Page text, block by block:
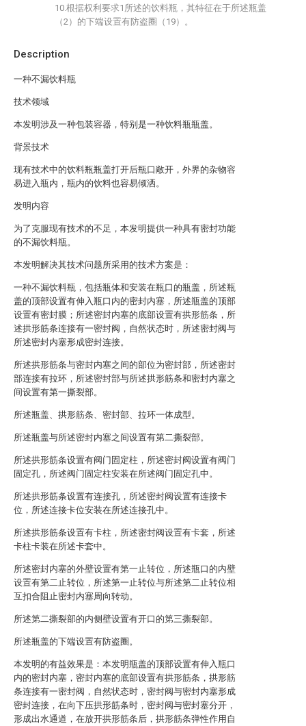
Description
一种不漏饮料瓶
技术领域
本发明涉及一种包装容器，特别是一种饮料瓶瓶盖。
背景技术
现有技术中的饮料瓶瓶盖打开后瓶口敞开，外界的杂物容
易进入瓶内，瓶内的饮料也容易倾洒。
发明内容
为了克服现有技术的不足，本发明提供一种具有密封功能
的不漏饮料瓶。
本发明解决其技术问题所采用的技术方案是：
一种不漏饮料瓶，包括瓶体和安装在瓶口的瓶盖，所述瓶
盖的顶部设置有伸入瓶口内的密封内塞，所述瓶盖的顶部
设置有密封膜；所述密封内塞的底部设置有拱形筋条，所
述拱形筋条连接有一密封阀，自然状态时，所述密封阀与
所述密封内塞形成密封连接。
所述拱形筋条与密封内塞之间的部位为密封部，所述密封
部连接有拉环，所述密封部与所述拱形筋条和密封内塞之
间设置有第一撕裂部。
所述瓶盖、拱形筋条、密封部、拉环一体成型。
所述瓶盖与所述密封内塞之间设置有第二撕裂部。
所述拱形筋条设置有阀门固定柱，所述密封阀设置有阀门
固定孔，所述阀门固定柱安装在所述阀门固定孔中。
所述拱形筋条设置有连接孔，所述密封阀设置有连接卡
位，所述连接卡位安装在所述连接孔中。
所述拱形筋条设置有卡柱，所述密封阀设置有卡套，所述
卡柱卡装在所述卡套中。
所述密封内塞的外壁设置有第一止转位，所述瓶口的内壁
设置有第二止转位，所述第一止转位与所述第二止转位相
互扣合阻止密封内塞周向转动。
所述第二撕裂部的内侧壁设置有开口的第三撕裂部。
所述瓶盖的下端设置有防盗圈。
本发明的有益效果是：本发明瓶盖的顶部设置有伸入瓶口
内的密封内塞，密封内塞的底部设置有拱形筋条，拱形筋
条连接有一密封阀，自然状态时，密封阀与密封内塞形成
密封连接，在向下压拱形筋条时，密封阀与密封塞分开，
形成出水通道，在放开拱形筋条后，拱形筋条弹性作用自
10.根据权利要求1所述的饮料瓶，其特征在于所述瓶盖
（2）的下端设置有防盗圈（19）。